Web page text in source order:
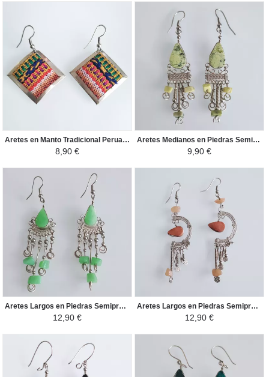
Aretes en Manto Tradicional Peruano - Rombo - Colorido
8,90 €
Aretes Medianos en Piedras Semipreciosas - Piedras Preciosas - Verde
9,90 €
Aretes Largos en Piedras Semipreciosas - Decoraciones de Piedras Semipreciosas - Verde Fluorescente
12,90 €
Aretes Largos en Piedras Semipreciosas - Gota Rodeada de un diseño Semicircular - Anaranjado
12,90 €